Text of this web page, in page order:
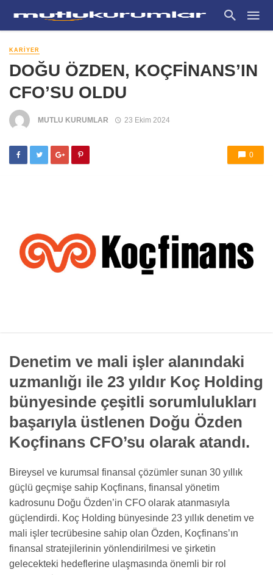
KARIYER
DOĞU ÖZDEN, KOÇFİNANS’IN
CFO’SU OLDU
MUTLU KURUMLAR 23 Ekim 2024
0
Denetim ve mali işler alanındaki
uzmanlığı ile 23 yıldır Koç Holding
bünyesinde çeşitli sorumlulukları
başarıyla üstlenen Doğu Özden
Koçfinans CFO’su olarak atandı.
Bireysel ve kurumsal finansal çözümler sunan 30 yıllık
güçlü geçmişe sahip Koçfinans, finansal yönetim
kadrosunu Doğu Özden’in CFO olarak atanmasıyla
güçlendirdi. Koç Holding bünyesinde 23 yıllık denetim ve
mali işler tecrübesine sahip olan Özden, Koçfinans’ın
finansal stratejilerinin yönlendirilmesi ve şirketin
gelecekteki hedeflerine ulaşmasında önemli bir rol